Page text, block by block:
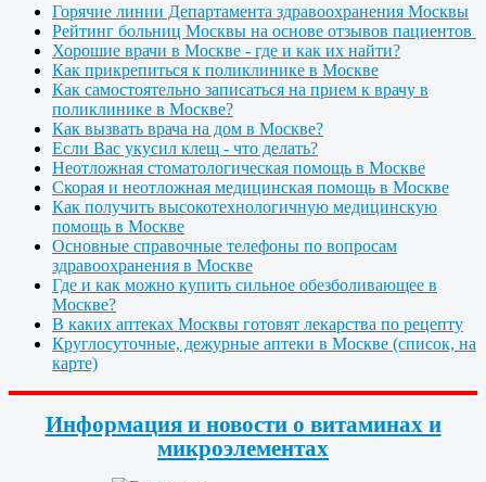
Горячие линии Департамента здравоохранения Москвы
Рейтинг больниц Москвы на основе отзывов пациентов
Хорошие врачи в Москве - где и как их найти?
Как прикрепиться к поликлинике в Москве
Как самостоятельно записаться на прием к врачу в
поликлинике в Москве?
Как вызвать врача на дом в Москве?
Если Вас укусил клещ - что делать?
Неотложная стоматологическая помощь в Москве
Скорая и неотложная медицинская помощь в Москве
Как получить высокотехнологичную медицинскую
помощь в Москве
Основные справочные телефоны по вопросам
здравоохранения в Москве
Где и как можно купить сильное обезболивающее в
Москве?
В каких аптеках Москвы готовят лекарства по рецепту
Круглосуточные, дежурные аптеки в Москве (список, на
карте)
Информация и новости о витаминах и
микроэлементах